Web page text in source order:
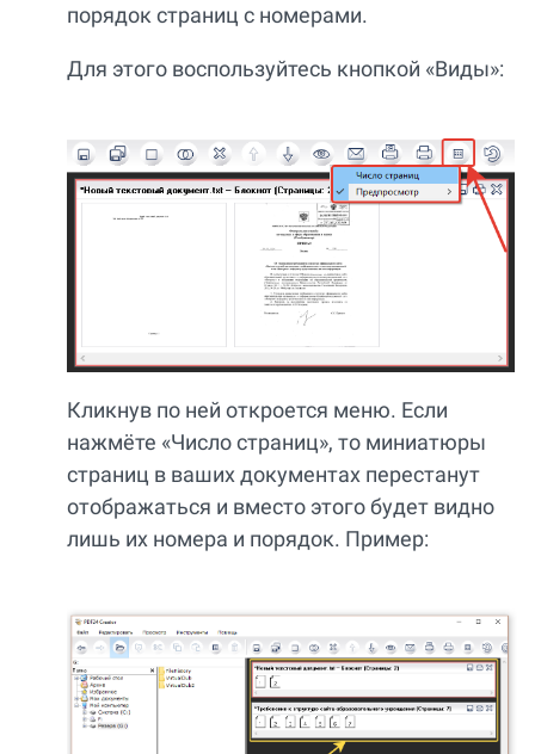
порядок страниц с номерами.
Для этого воспользуйтесь кнопкой «Виды»:
Кликнув по ней откроется меню. Если
нажмёте «Число страниц», то миниатюры
страниц в ваших документах перестанут
отображаться и вместо этого будет видно
лишь их номера и порядок. Пример: